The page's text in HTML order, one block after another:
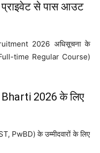
से पास आउट
2026 अधिसूचना के
(Full-time Regular Course)
2026 के लिए
PwBD) के उम्मीदवारों के लिए